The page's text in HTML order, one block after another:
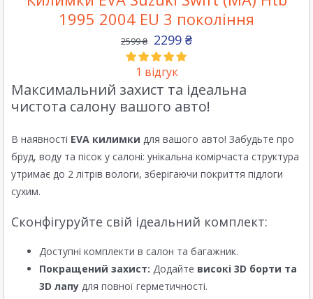
1995 2004 EU 3 покоління
2599₴ 2299 ₴
1 відгук
Максимальний захист та ідеальна
чистота салону вашого авто!
В наявності EVA килимки для вашого авто! Забудьте про
бруд, воду та пісок у салоні: унікальна комірчаста структура
утримає до 2 літрів вологи, зберігаючи покриття підлоги
сухим.
Сконфігуруйте свій ідеальний комплект:
Доступні комплекти в салон та багажник.
Покращений захист: Додайте високі 3D борти та
3D лапу для повної герметичності.